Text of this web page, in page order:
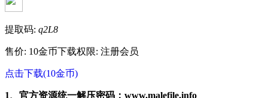
提取码: q2L8
售价: 10金币下载权限: 注册会员
点击下载(10金币)
1、官方资源统一解压密码：www.malefile.info